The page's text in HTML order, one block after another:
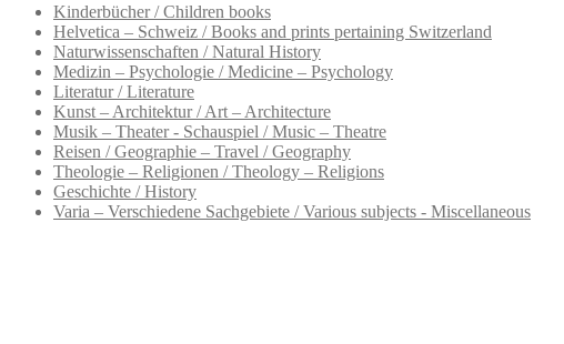
Kinderbücher / Children books
Helvetica – Schweiz / Books and prints pertaining Switzerland
Naturwissenschaften / Natural History
Medizin – Psychologie / Medicine – Psychology
Literatur / Literature
Kunst – Architektur / Art – Architecture
Musik – Theater - Schauspiel / Music – Theatre
Reisen / Geographie – Travel / Geography
Theologie – Religionen / Theology – Religions
Geschichte / History
Varia – Verschiedene Sachgebiete / Various subjects - Miscellaneous